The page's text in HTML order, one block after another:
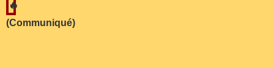
(Communiqué)